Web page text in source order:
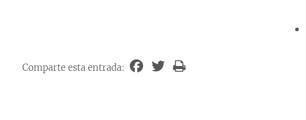
Comparte esta entrada: